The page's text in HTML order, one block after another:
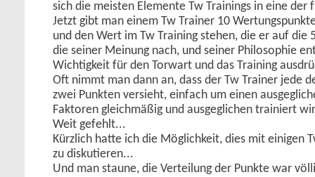
sich die meisten Elemente Tw Trainings in eine der
Jetzt gibt man einem Tw Trainer 10
und den Wert im Tw Training stehen, die er auf die
die seiner Meinung nach, und seiner Philosophie
Wichtigkeit für den Torwart und das Training
Oft nimmt man dann an, dass der Tw Trainer jede
zwei Punkten versieht, einfach um einen
Faktoren gleichmäßig und ausgeglichen trainiert
Weit gefehlt...
Kürzlich hatte ich die Möglichkeit, dies mit einigen
zu diskutieren...
Und man staune, die Verteilung der Punkte war